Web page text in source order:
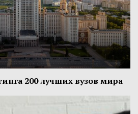
200 лучших вузов мира